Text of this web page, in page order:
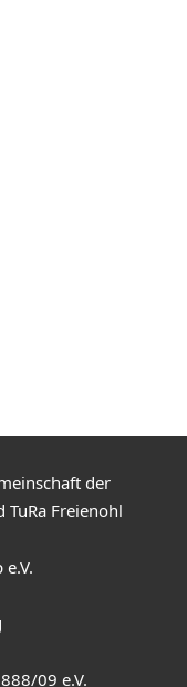
der
TuRa Freienohl
09 e.V.